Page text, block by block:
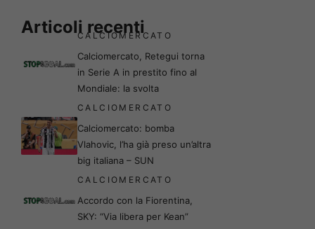
Articoli recenti
CALCIOMERCATO
Calciomercato, Retegui torna
in Serie A in prestito fino al
Mondiale: la svolta
CALCIOMERCATO
Calciomercato: bomba
Vlahovic, l’ha già preso un’altra
big italiana – SUN
CALCIOMERCATO
Accordo con la Fiorentina,
SKY: “Via libera per Kean”